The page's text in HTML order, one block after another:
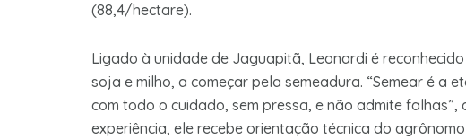
(88,4/hectare).
Ligado à unidade de Jaguapitã, Leonardi é
soja e milho, a começar pela semeadura. “Semear é a
com todo o cuidado, sem pressa, e não admite
experiência, ele recebe orientação técnica do